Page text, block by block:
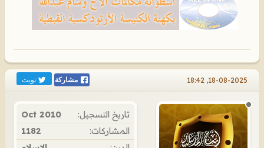
18-08-2025, 18:42 مشاركة تويت
تاريخ التسجيل:
Oct 2010
المشاركات:
1182